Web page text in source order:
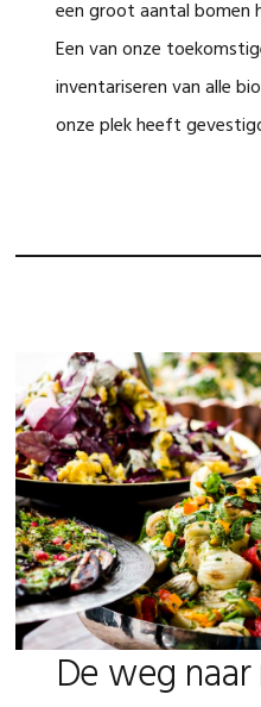
een groot aantal bomen
Een van onze
inventariseren van alle
onze plek heeft
De weg